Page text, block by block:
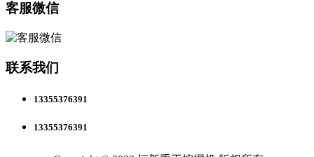
客服微信
联系我们
13355376391
13355376391